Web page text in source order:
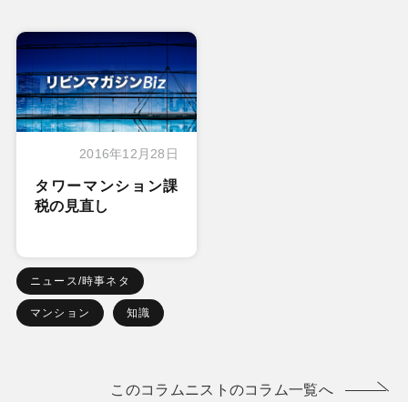
2016年12月28日
タワーマンション課
税の見直し
ニュース/時事ネタ
マンション 知識
このコラムニストのコラム一覧へ